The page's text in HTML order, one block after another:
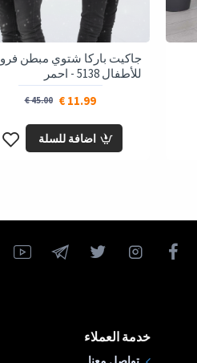
جاكيت باركا شتوي مبطن فرو
للأطفال 5138 - احمر
11.99 €
45.00 €
اضافة للسلة
خدمة العملاء